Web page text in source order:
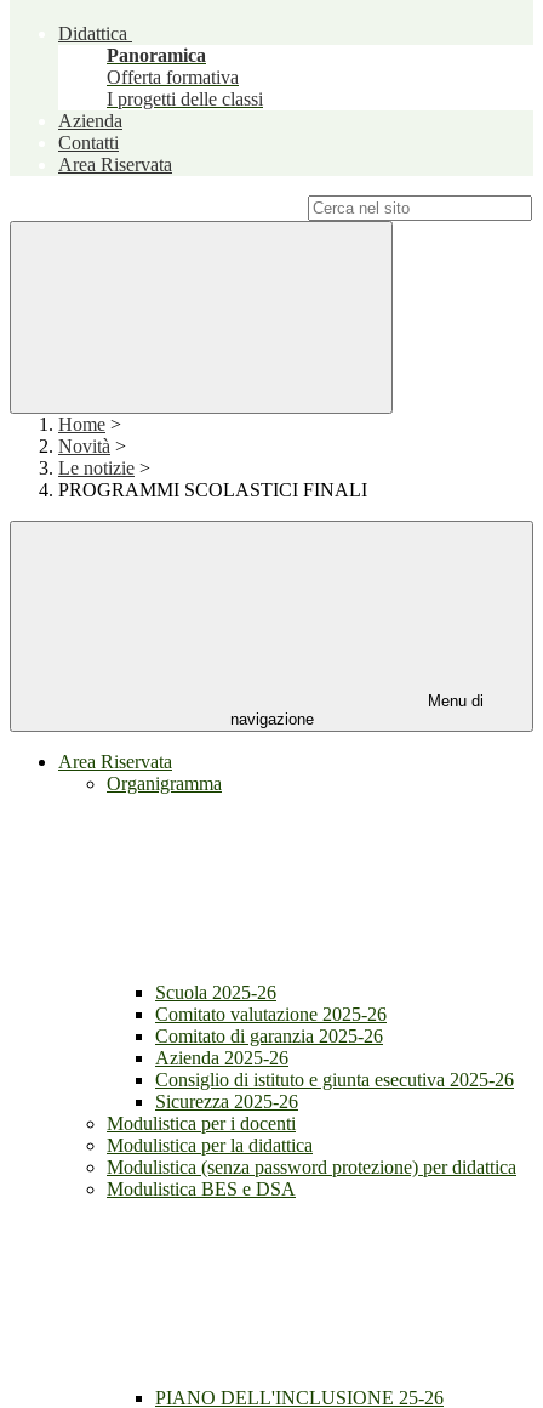
Didattica
Panoramica
Offerta formativa
I progetti delle classi
Azienda
Contatti
Area Riservata
Home >
Novità >
Le notizie >
PROGRAMMI SCOLASTICI FINALI
Menu di
navigazione
Area Riservata
Organigramma
Scuola 2025-26
Comitato valutazione 2025-26
Comitato di garanzia 2025-26
Azienda 2025-26
Consiglio di istituto e giunta esecutiva 2025-26
Sicurezza 2025-26
Modulistica per i docenti
Modulistica per la didattica
Modulistica (senza password protezione) per didattica
Modulistica BES e DSA
PIANO DELL'INCLUSIONE 25-26